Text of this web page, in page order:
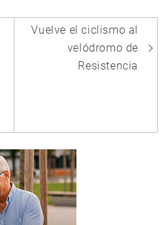
Vuelve el ciclismo al
velódromo de
Resistencia